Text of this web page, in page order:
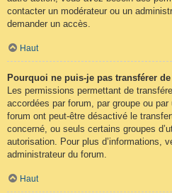
contacter un modérateur ou un
demander un accès.
Haut
Pourquoi ne puis-je pas transférer
Les permissions permettant de
accordées par forum, par groupe ou
forum ont peut-être désactivé le
concerné, ou seuls certains groupes
autorisation. Pour plus d’informations,
administrateur du forum.
Haut